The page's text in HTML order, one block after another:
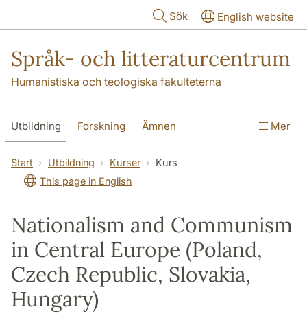
Sök English website
Språk- och litteraturcentrum
Humanistiska och teologiska fakulteterna
Utbildning Forskning Ämnen
SOL-husen Kontakt Institutionen
översättning till svenska
Mer
Start Utbildning Kurser
Kurs
This page in English
Nationalism and Communism
in Central Europe (Poland,
Czech Republic, Slovakia,
Hungary)